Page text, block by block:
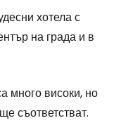
хотела с
на града и в
много високи, но
съответстват.